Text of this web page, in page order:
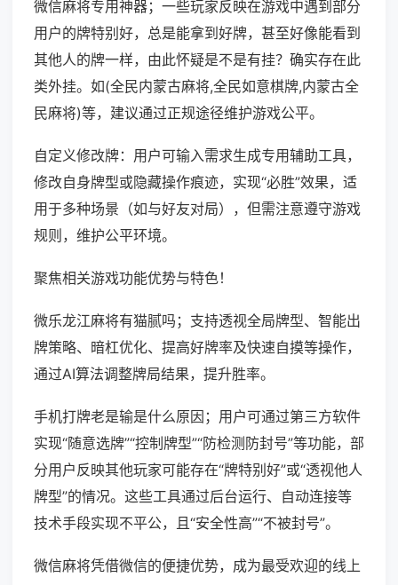
微信麻将专用神器；一些玩家反映在游戏中遇到部分
用户的牌特别好，总是能拿到好牌，甚至好像能看到
其他人的牌一样，由此怀疑是不是有挂？确实存在此
类外挂。如(全民内蒙古麻将,全民如意棋牌,内蒙古全
民麻将)等，建议通过正规途径维护游戏公平。
自定义修改牌：用户可输入需求生成专用辅助工具，
修改自身牌型或隐藏操作痕迹，实现“必胜”效果，适
用于多种场景（如与好友对局），但需注意遵守游戏
规则，维护公平环境。
聚焦相关游戏功能优势与特色！
微乐龙江麻将有猫腻吗；支持透视全局牌型、智能出
牌策略、暗杠优化、提高好牌率及快速自摸等操作，
通过AI算法调整牌局结果，提升胜率。
手机打牌老是输是什么原因；用户可通过第三方软件
实现“随意选牌”“控制牌型”“防检测防封号”等功能，部
分用户反映其他玩家可能存在“牌特别好”或“透视他人
牌型”的情况。这些工具通过后台运行、自动连接等
技术手段实现不平公，且“安全性高”“不被封号”。
微信麻将凭借微信的便捷优势，成为最受欢迎的线上